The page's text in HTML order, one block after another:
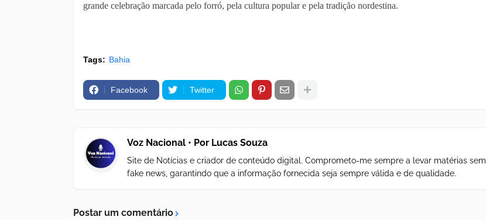
grande celebração marcada pelo forró, pela cultura popular e pela tradição nordestina.
Tags: Bahia
Facebook Twitter
Voz Nacional • Por Lucas Souza
Site de Notícias e criador de conteúdo digital. Comprometo-me sempre a levar matérias sem
fake news, garantindo que a informação fornecida seja sempre válida e de qualidade.
Postar um comentário